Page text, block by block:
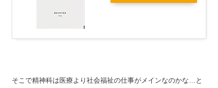
そこで精神科は医療より社会福祉の仕事がメインなのかな…と